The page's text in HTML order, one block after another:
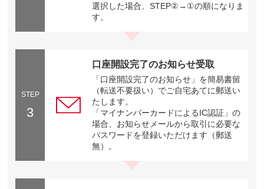
選択した場合、STEP②→①の順になりま
す。
STEP
3
口座開設完了のお知らせ受取
「口座開設完了のお知らせ」を簡易書留
（転送不要扱い）でご自宅あてに郵送い
たします。
「マイナンバーカードによるIC認証」の
場合、お知らせメールから取引に必要な
パスワードを登録いただけます（郵送
無）。